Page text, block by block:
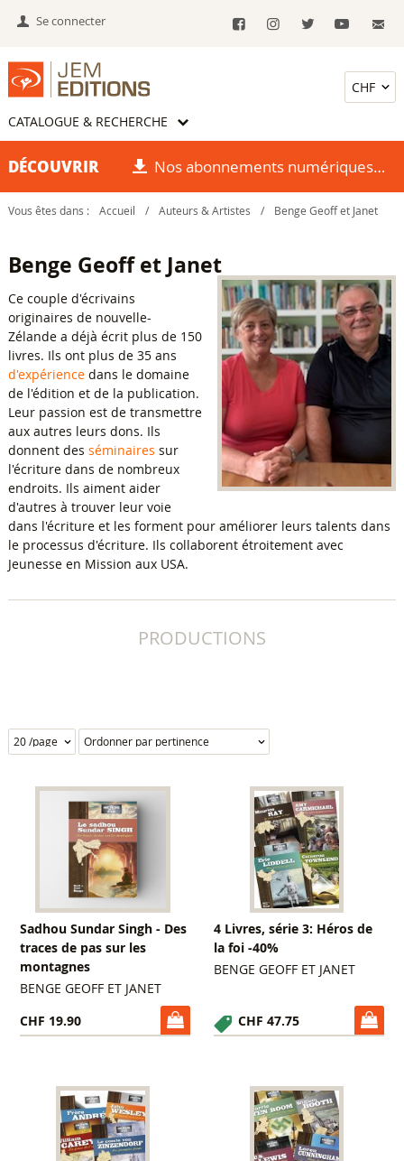
Se connecter
CATALOGUE & RECHERCHE
DÉCOUVRIR Nos abonnements numériques
Vous êtes dans : Accueil / Auteurs & Artistes / Benge Geoff et Janet
Benge Geoff et Janet
Ce couple d'écrivains
originaires de nouvelle-
Zélande a déjà écrit plus de 150
livres. Ils ont plus de 35 ans
d'expériencedans le domaine
de l'édition et de la publication.
Leur passion est de transmettre
aux autres leurs dons. Ils
donnent des séminaires sur
l'écriture dans de nombreux
endroits. Ils aiment aider
d'autres à trouver leur voie
dans l'écriture et les forment pour améliorer leurs talents dans
le processus d'écriture. Ils collaborent étroitement avec
Jeunesse en Mission aux USA.
PRODUCTIONS
Sadhou Sundar Singh - Des
traces de pas sur les
montagnes
BENGE GEOFF ET JANET
CHF 19.90
4 Livres, série 3: Héros de
la foi -40%
BENGE GEOFF ET JANET
CHF 47.75